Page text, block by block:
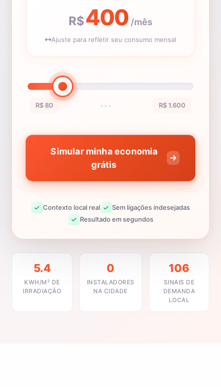
R$400 /mês
Ajuste para refletir seu consumo mensal
R$ 80 ••• R$ 1.600
Simular minha economia
grátis
Contexto local real
Sem ligações indesejadas
Resultado em segundos
5.4
KWH/M² DE
IRRADIAÇÃO
0
INSTALADORES
NA CIDADE
106
SINAIS DE
DEMANDA
LOCAL